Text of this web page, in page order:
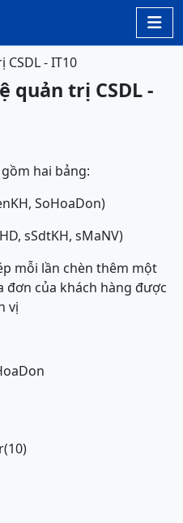

CSDL - IT10
quản trị CSDL -
hai bảng:
SoHoaDon)
sSdtKH, sMaNV)
mỗi lần chèn thêm một
của khách hàng được
vị